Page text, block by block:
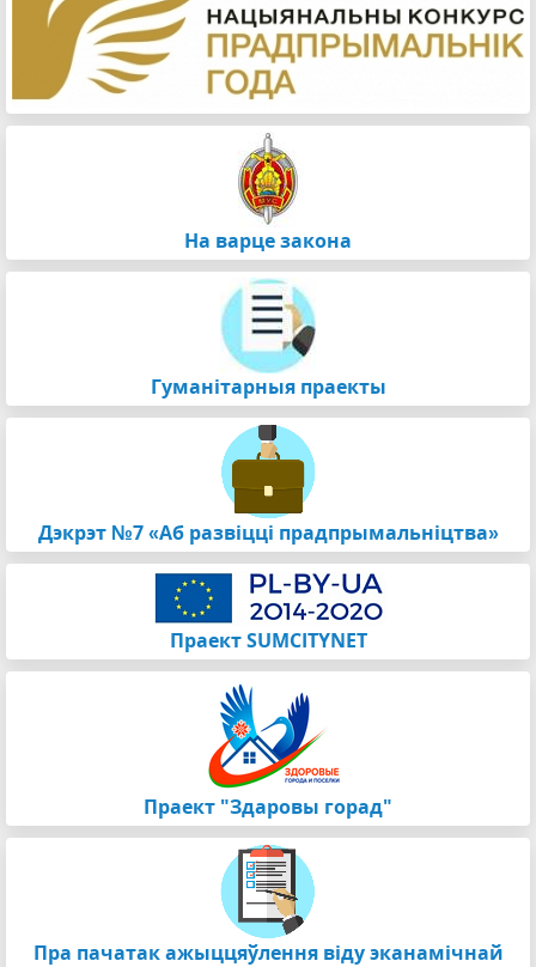
На варце закона
Гуманітарныя праекты
Дэкрэт №7 «Аб развіцці прадпрымальніцтва»
Праект SUMCITYNET
Праект "Здаровы горад"
Пра пачатак ажыццяўлення віду эканамічнай